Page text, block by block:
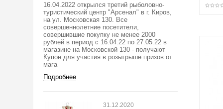
16.04.2022 открылся третий рыболовно-
туристический центр "Арсенал" в г. Киров,
на ул. Московская 130. Все
совершеннолетние посетители,
совершившие покупку не менее 2000
рублей в период с 16.04.22 по 27.05.22 в
магазине на Московской 130 - получают
Купон для участия в розыгрыше призов от
мага
Подробнее
31.12.2020